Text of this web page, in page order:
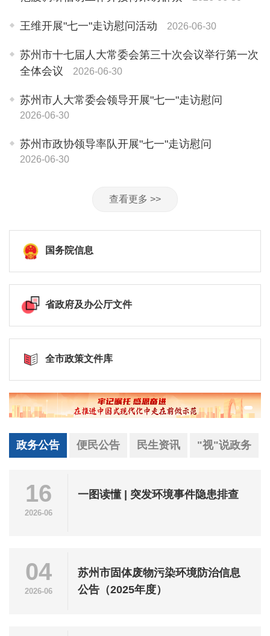
王维开展"七一"走访慰问活动 2026-06-30
苏州市十七届人大常委会第三十次会议举行第一次
全体会议
2026-06-30
苏州市人大常委会领导开展"七一"走访慰问
2026-06-30
苏州市政协领导率队开展"七一"走访慰问
2026-06-30
查看更多 >>
国务院信息
省政府及办公厅文件
全市政策文件库
政务公告 便民公告 民生资讯 "视"说政务
16
2026-06
一图读懂 | 突发环境事件隐患排查
04
2026-06
苏州市固体废物污染环境防治信息
公告（2025年度）